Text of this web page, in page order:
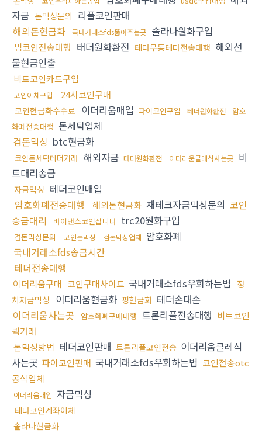
자금 돈믹싱문의 리플코인판매
해외돈현금화
국내거래소fds뚫어주는곳 솔라나원화구입
밈코인전송대행 태더원화환전 테더무통테더전송대행 해외선
물현금인출
비트코인카드구입
코인이체구입 24시코인구매
코인현금화수수료 이더리움매입 파이코인구입 테더원화환전
암호
화폐전송대행 돈세탁업체
검돈믹싱 btc현금화
코인돈세탁테더거래 해외자금 태더원화환전 이더리움클레식사는곳 비
트대리송금
자금믹싱 테더코인매입
암호화폐전송대행
해외돈현금화 재테크자금믹싱문의 코인
송금대리
바이낸스코인삽니다 trc20원화구입
검돈믹싱문의 코인돈믹싱 검돈믹싱업체 암호화폐
국내거래소fds송금시간
테더전송대행
이더리움구매 코인구매사이트 국내거래소fds우회하는법 정
치자금믹싱 이더리움현금화 핑현금화 테더손대손
이더리움사는곳
암호화폐구매대행 트론리플전송대행 비트코인
퀵거래
돈믹싱방법 테더코인판매 트론리플코인전송 이더리움클레식
사는곳 파이코인판매 국내거래소fds우회하는법 코인전송otc
공식업체
이더리움매입 자금믹싱
테더코인계좌이체
솔라나현금화